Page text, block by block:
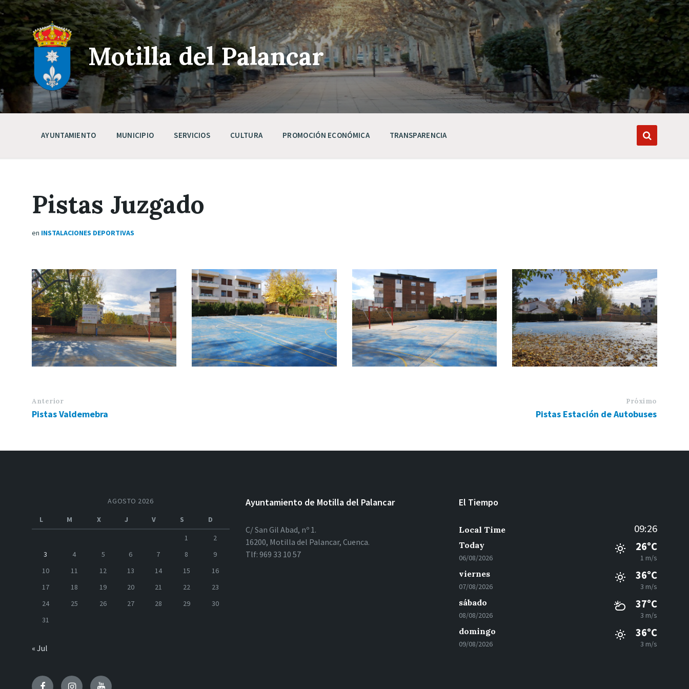
Skip
to
content
Saltar
a
la
navegación
principal
Saltar
a
pie
de
página
Motilla del Palancar
AYUNTAMIENTO MUNICIPIO SERVICIOS CULTURA PROMOCIÓN ECONÓMICA TRANSPARENCIA
Pistas Juzgado
en INSTALACIONES DEPORTIVAS
Anterior
Pistas Valdemebra
Próximo
Pistas Estación de Autobuses
AGOSTO 2026
L
M X J V S
D
1
2
3
4 5 6 7 8
9
10
11 12 13 14 15
16
17
18 19 20 21 22
23
24
25 26 27 28 29
30
31
« Jul
Ayuntamiento de Motilla del Palancar
C/ San Gil Abad, nº 1.
16200, Motilla del Palancar, Cuenca.
Tlf: 969 33 10 57
El Tiempo
Local Time 09:26
Today
06/08/2026
26°C
1 m/s
viernes
07/08/2026
36°C
3 m/s
sábado
08/08/2026
37°C
3 m/s
domingo
09/08/2026
36°C
3 m/s
FacebookInstagramYoutube